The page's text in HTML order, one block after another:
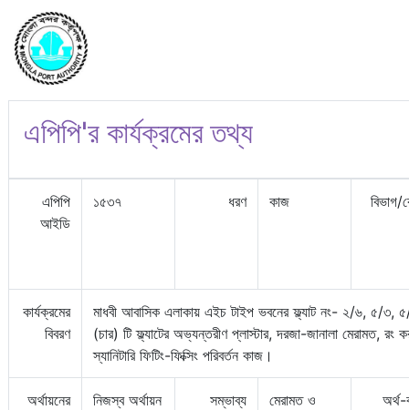
এপিপি'র কার্যক্রমের তথ্য
এপিপি
আইডি
১৫৩৭ ধরণ কাজ বিভাগ/
কার্যক্রমের
বিবরণ
মাধবী আবাসিক এলাকায় এইচ টাইপ ভবনের ফ্ল্যাট নং- ২/৬, ৫/
(চার) টি ফ্ল্যাটের অভ্যন্তরীণ প্লাস্টার, দরজা-জানালা মেরামত, রং
স্যানিটারি ফিটিং-ফিক্সিং পরিবর্তন কাজ।
অর্থায়নের
নিজস্ব অর্থায়ন
সম্ভাব্য
মেরামত ও
অর্থ-